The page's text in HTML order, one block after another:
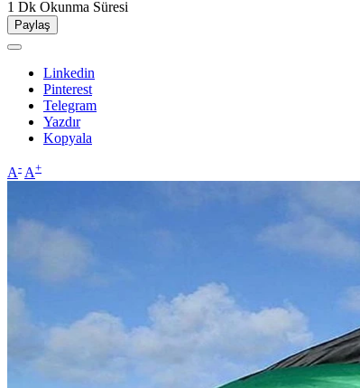
1 Dk Okunma Süresi
Paylaş
Linkedin
Pinterest
Telegram
Yazdır
Kopyala
A- A+